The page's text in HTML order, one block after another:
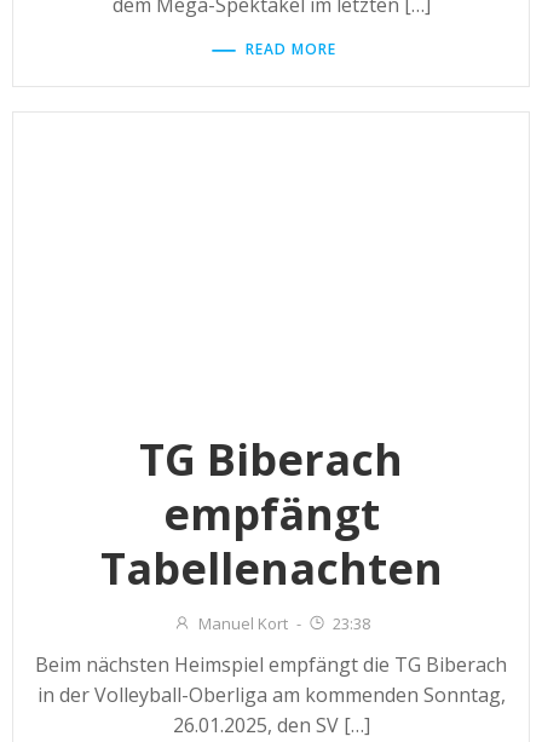
READ MORE
TG Biberach
empfängt
Tabellenachten
Manuel Kort - 23:38
Beim nächsten Heimspiel empfängt die TG Biberach
in der Volleyball-Oberliga am kommenden Sonntag,
26.01.2025, den SV […]